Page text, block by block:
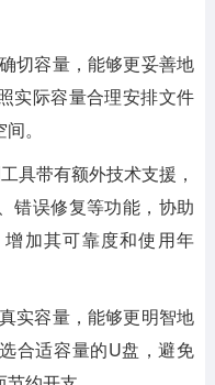
切容量，能够更妥善地
实际容量合理安排文件
。
具带有额外技术支援，
错误修复等功能，协助
加其可靠度和使用年
实容量，能够更明智地
合适容量的U盘，避免